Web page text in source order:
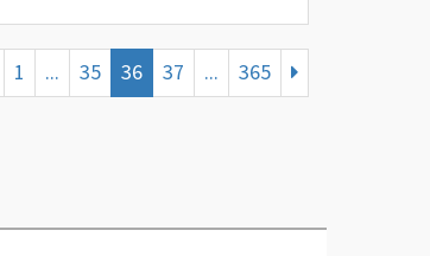
1 ... 35 36 37 ... 365